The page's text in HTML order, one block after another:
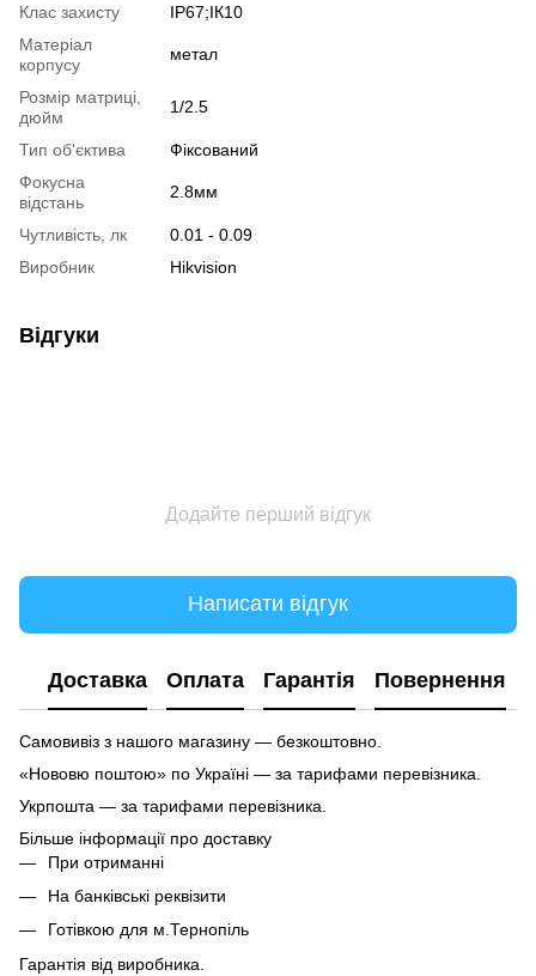
Клас захисту
IP67;ІК10
Матеріал
корпусу
метал
Розмір матриці,
дюйм
1/2.5
Тип об'єктива
Фіксований
Фокусна
відстань
2.8мм
Чутливість, лк
0.01 - 0.09
Виробник
Hikvision
Відгуки
Додайте перший відгук
Написати відгук
Доставка Оплата Гарантія Повернення
Самовивіз з нашого магазину — безкоштовно.
«Нововю поштою» по Україні — за тарифами перевізника.
Укрпошта — за тарифами перевізника.
Більше інформації про доставку
При отриманні
На банківські реквізити
Готівкою для м.Тернопіль
Гарантія від виробника.